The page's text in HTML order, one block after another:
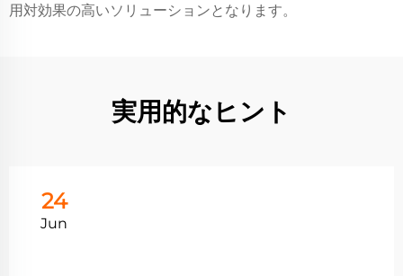
用対効果の高いソリューションとなります。
実用的なヒント
24
Jun